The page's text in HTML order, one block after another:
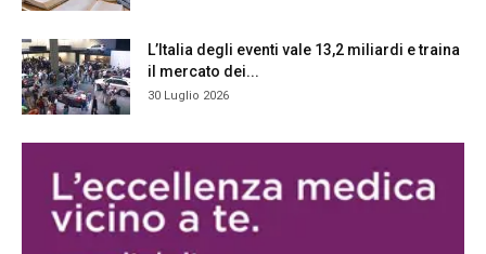
L’Italia degli eventi vale 13,2 miliardi e traina
il mercato dei...
30 Luglio 2026